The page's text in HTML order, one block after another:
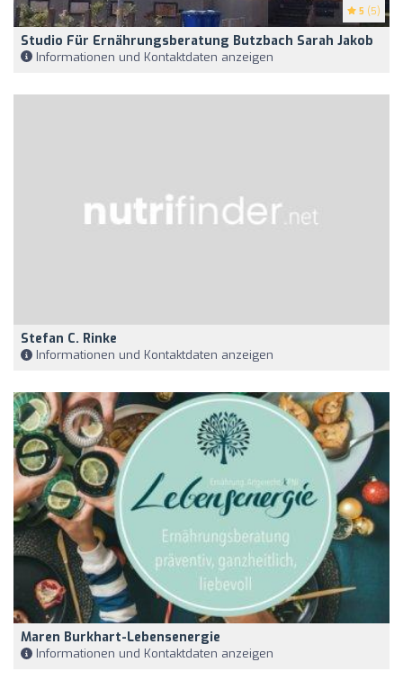
5 (5)
Studio Für Ernährungsberatung Butzbach Sarah Jakob
Informationen und Kontaktdaten anzeigen
Stefan C. Rinke
Informationen und Kontaktdaten anzeigen
Maren Burkhart-Lebensenergie
Informationen und Kontaktdaten anzeigen